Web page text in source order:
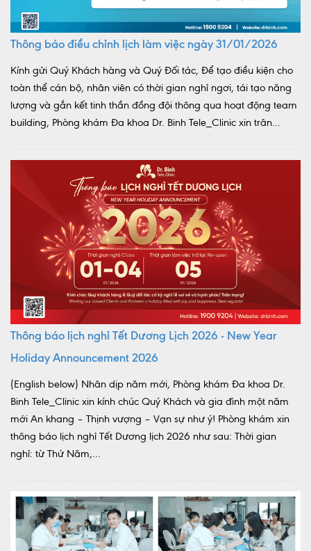
Thông báo điều chỉnh lịch làm việc ngày 31/01/2026
Kính gửi Quý Khách hàng và Quý Đối tác, Để tạo điều kiện cho
toàn thể cán bộ, nhân viên có thời gian nghỉ ngơi, tái tạo năng
lượng và gắn kết tinh thần đồng đội thông qua hoạt động team
building, Phòng khám Đa khoa Dr. Binh Tele_Clinic xin trân...
Thông báo lịch nghỉ Tết Dương Lịch 2026 - New Year
Holiday Announcement 2026
(English below) Nhân dịp năm mới, Phòng khám Đa khoa Dr.
Binh Tele_Clinic xin kính chúc Quý Khách và gia đình một năm
mới An khang – Thịnh vượng – Vạn sự như ý! Phòng khám xin
thông báo lịch nghỉ Tết Dương lịch 2026 như sau: Thời gian
nghỉ: từ Thứ Năm,...